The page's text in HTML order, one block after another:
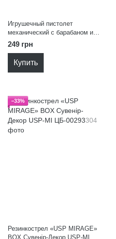
Игрушечный пистолет
механический с барабаном и
мягкими пулями (Тигр) Fast &
Turbo BH127
249 грн
Купить
−33%
Резинкострел «USP MIRAGE»
BOX Сувенір-Декор USP-MI